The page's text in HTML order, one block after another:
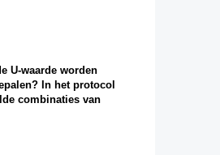
U-waarde worden
In hetprotocol
combinaties van